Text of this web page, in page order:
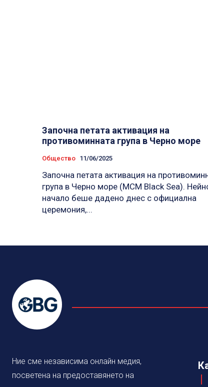
Започна петата активация на
противоминната група в Черно море
Общество 11/06/2025
Започна петата активация на
група в Черно море (MCM Black Sea).
начало беше дадено днес с официална
церемония,...
Ние сме независима онлайн медия,
посветена на предоставянето на